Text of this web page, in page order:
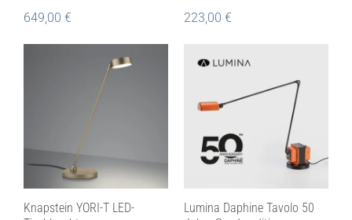
649,00 €
223,00 €
Knapstein YORI-T LED-
Lumina Daphine Tavolo 50